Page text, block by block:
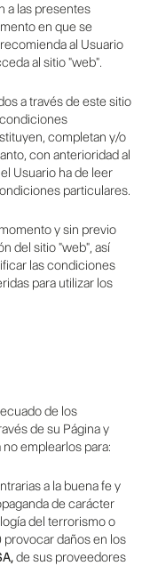
a las presentes
en que se
recomienda al Usuario
al sitio "web".
a través de este sitio
completan y/o
con anterioridad al
Usuario ha de leer
particulares.
y sin previo
del sitio "web", así
las condiciones
para utilizar los
de los
de su Página y
emplearlos para:
a la buena fe y
de carácter
del terrorismo o
daños en los
de sus proveedores